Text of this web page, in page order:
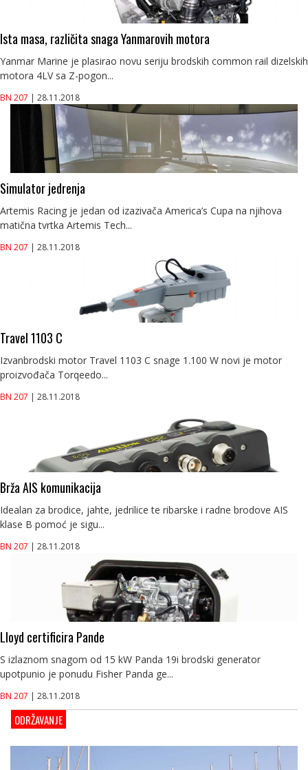
Ista masa, različita snaga Yanmarovih motora
Yanmar Marine je plasirao novu seriju brodskih common rail dizelskih
motora 4LV sa Z-pogon...
BN 207 | 28.11.2018
Simulator jedrenja
Artemis Racing je jedan od izazivača America’s Cupa na njihova
matična tvrtka Artemis Tech...
BN 207 | 28.11.2018
Travel 1103 C
Izvanbrodski motor Travel 1103 C snage 1.100 W novi je motor
proizvođača Torqeedo...
BN 207 | 28.11.2018
Brža AIS komunikacija
Idealan za brodice, jahte, jedrilice te ribarske i radne brodove AIS
klase B pomoć je sigu...
BN 207 | 28.11.2018
Lloyd certificira Pande
S izlaznom snagom od 15 kW Panda 19i brodski generator
upotpunio je ponudu Fisher Panda ge...
BN 207 | 28.11.2018
ODRŽAVANJE